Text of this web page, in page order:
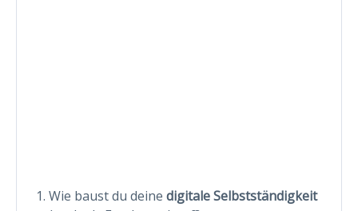
Wie baust du deine digitale Selbstständigkeit